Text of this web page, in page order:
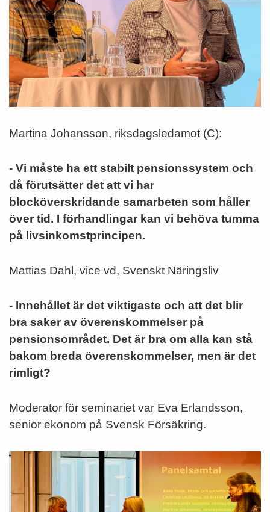
Martina Johansson, riksdagsledamot (C):
- Vi måste ha ett stabilt pensionssystem och
då förutsätter det att vi har
blocköverskridande samarbeten som håller
över tid. I förhandlingar kan vi behöva tumma
på livsinkomstprincipen.
Mattias Dahl, vice vd, Svenskt Näringsliv
- Innehållet är det viktigaste och att det blir
bra saker av överenskommelser på
pensionsområdet. Det är bra om alla kan stå
bakom breda överenskommelser, men är det
rimligt?
Moderator för seminariet var Eva Erlandsson,
senior ekonom på Svensk Försäkring.